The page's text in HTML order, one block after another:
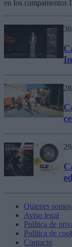
en los campamentos
Quienes somos
Aviso legal
Política de
Política de
Contacto